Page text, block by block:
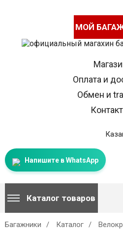
МОЙ
Оплата и
Обмен и
Напишите в WhatsApp
Каталог товаров
Багажники Каталог